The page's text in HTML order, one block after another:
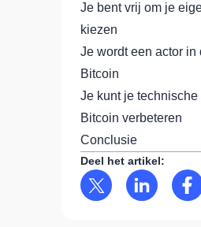
Je bent vrij om je
kiezen
Je wordt een actor in
Bitcoin
Je kunt je
Bitcoin verbeteren
Conclusie
Deel het artikel: